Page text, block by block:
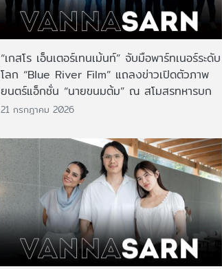
“เกสโร เอ็นเตอร์เทนเม้นท์” จับมือพาร์ทเนอร์ระดับ
โลก “Blue River Film” แถลงข่าวเปิดตัวภาพ
ยนตร์แอ็กชั่น “นายขนมต้ม” ณ สโมสรทหารบก
21 กรกฎาคม 2026